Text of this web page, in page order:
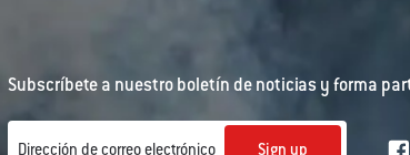
Subscríbete a nuestro boletín de noticias y forma
Dirección de correo electrónico Sign up